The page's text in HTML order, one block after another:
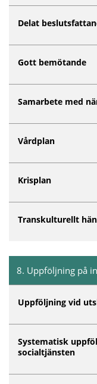
Delat
Gott bemötande
Samarbete med
Vårdplan
Krisplan
Transkulturellt
8. Uppföljning på
Uppföljning vid
Systematisk
socialtjänsten
Inget innehåll